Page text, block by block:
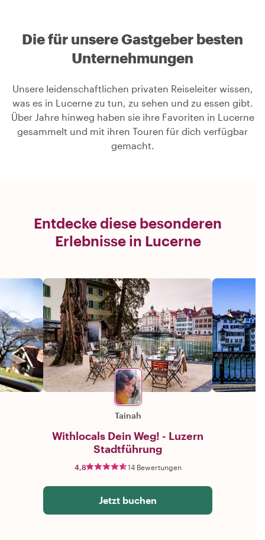
Die für unsere Gastgeber besten
Unternehmungen
Unsere leidenschaftlichen privaten Reiseleiter wissen,
was es in Lucerne zu tun, zu sehen und zu essen gibt.
Über Jahre hinweg haben sie ihre Favoriten in Lucerne
gesammelt und mit ihren Touren für dich verfügbar
gemacht.
Entdecke diese besonderen
Erlebnisse in Lucerne
Tainah
Withlocals Dein Weg! - Luzern
Stadtführung
4,8 14 Bewertungen
Jetzt buchen